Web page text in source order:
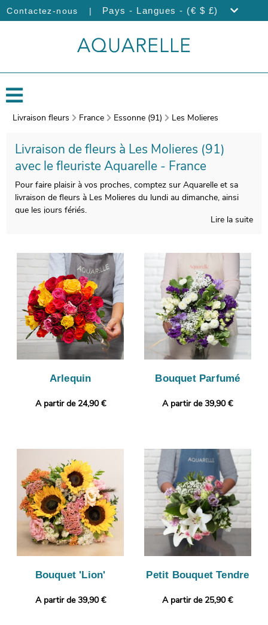
Contactez-nous | Pays - Langues - (€ $ £)
Livraison fleurs France Essonne (91) Les Molieres
Livraison de fleurs à Les Molieres (91)
avec le fleuriste Aquarelle - France
Pour faire plaisir à vos proches, comptez sur Aquarelle et sa
livraison de fleurs à Les Molieres du lundi au dimanche, ainsi
que les jours fériés.
protection, spécialement conçu pour cela, votre bouquet est
pris en photo. Vous pourrez visualiser le style de votre bouquet,
puisque l’objectif de cette photo est de vous la faire parvenir.
Enfin, il sera envoyé très rapidement à Les Molieres. Rendez
votre cadeau plus personnel encore avec une photo ou un
message selon vos préférences.
Lire la suite
Arlequin
A partir de 24,90 €
Bouquet Parfumé
A partir de 39,90 €
Bouquet 'Lion'
A partir de 39,90 €
Petit Bouquet Tendre
A partir de 25,90 €